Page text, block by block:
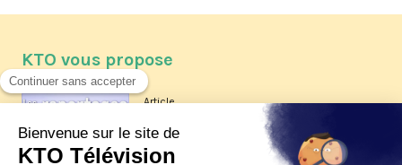
KTO vous propose
Article
Les reportages d'été 2026 de KTO